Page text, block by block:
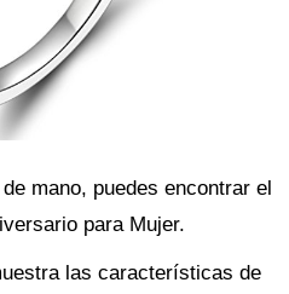
mano, puedes encontrar el
para Mujer.
las características de